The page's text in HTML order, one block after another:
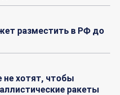
разместить в РФ до
не хотят, чтобы
ракеты